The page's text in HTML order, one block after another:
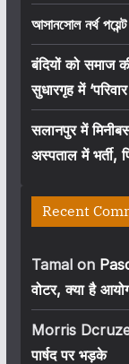
আসানসোল নর্থ পয়েন্ট
बंदियों को समाज
सुधारगृह में
सलानपुर में
अस्पताल में भर्ती,
Recent
Tamalon
वोटर, क्या है
Morris
पार्षद पर भड़के